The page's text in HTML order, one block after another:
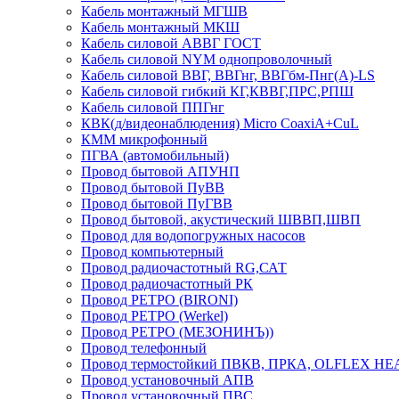
Кабель монтажный МГШВ
Кабель монтажный МКШ
Кабель силовой АВВГ ГОСТ
Кабель силовой NYM однопроволочный
Кабель силовой ВВГ, ВВГнг, ВВГбм-Пнг(А)-LS
Кабель силовой гибкий КГ,КВВГ,ПРС,РПШ
Кабель силовой ППГнг
КВК(д/видеонаблюдения) Micro CoaxiA+CuL
КММ микрофонный
ПГВА (автомобильный)
Провод бытовой АПУНП
Провод бытовой ПуВВ
Провод бытовой ПуГВВ
Провод бытовой, акустический ШВВП,ШВП
Провод для водопогружных насосов
Провод компьютерный
Провод радиочастотный RG,САТ
Провод радиочастотный РК
Провод РЕТРО (BIRONI)
Провод РЕТРО (Werkel)
Провод РЕТРО (МЕЗОНИНЪ))
Провод телефонный
Провод термостойкий ПВКВ, ПРКА, OLFLEX
Провод установочный АПВ